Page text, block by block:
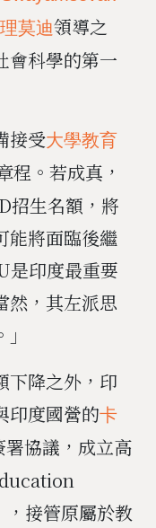
莫迪領導之
會科學的第一
接受大學教育
程。若成真，
生名額，將
能將面臨後繼
是印度最重要
然，其左派思
下降之外，印
印度國營的卡
署協議，成立高
接管原屬於教